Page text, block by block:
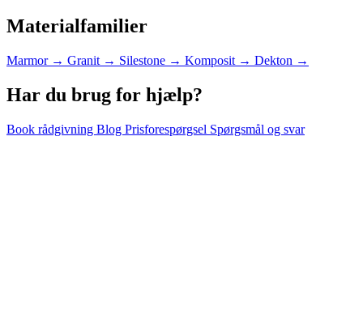
Materialfamilier
Marmor → Granit → Silestone → Komposit → Dekton →
Har du brug for hjælp?
Book rådgivning Blog Prisforespørgsel Spørgsmål og svar